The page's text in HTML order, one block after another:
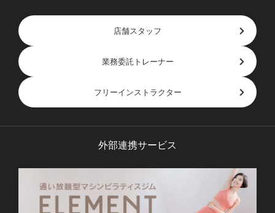
店舗スタッフ
業務委託トレーナー
フリーインストラクター
外部連携サービス